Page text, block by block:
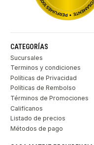
CATEGORÍAS
Sucursales
Terminos y condiciones
Políticas de Privacidad
Políticas de Rembolso
Términos de Promociones
Califícanos
Listado de precios
Métodos de pago